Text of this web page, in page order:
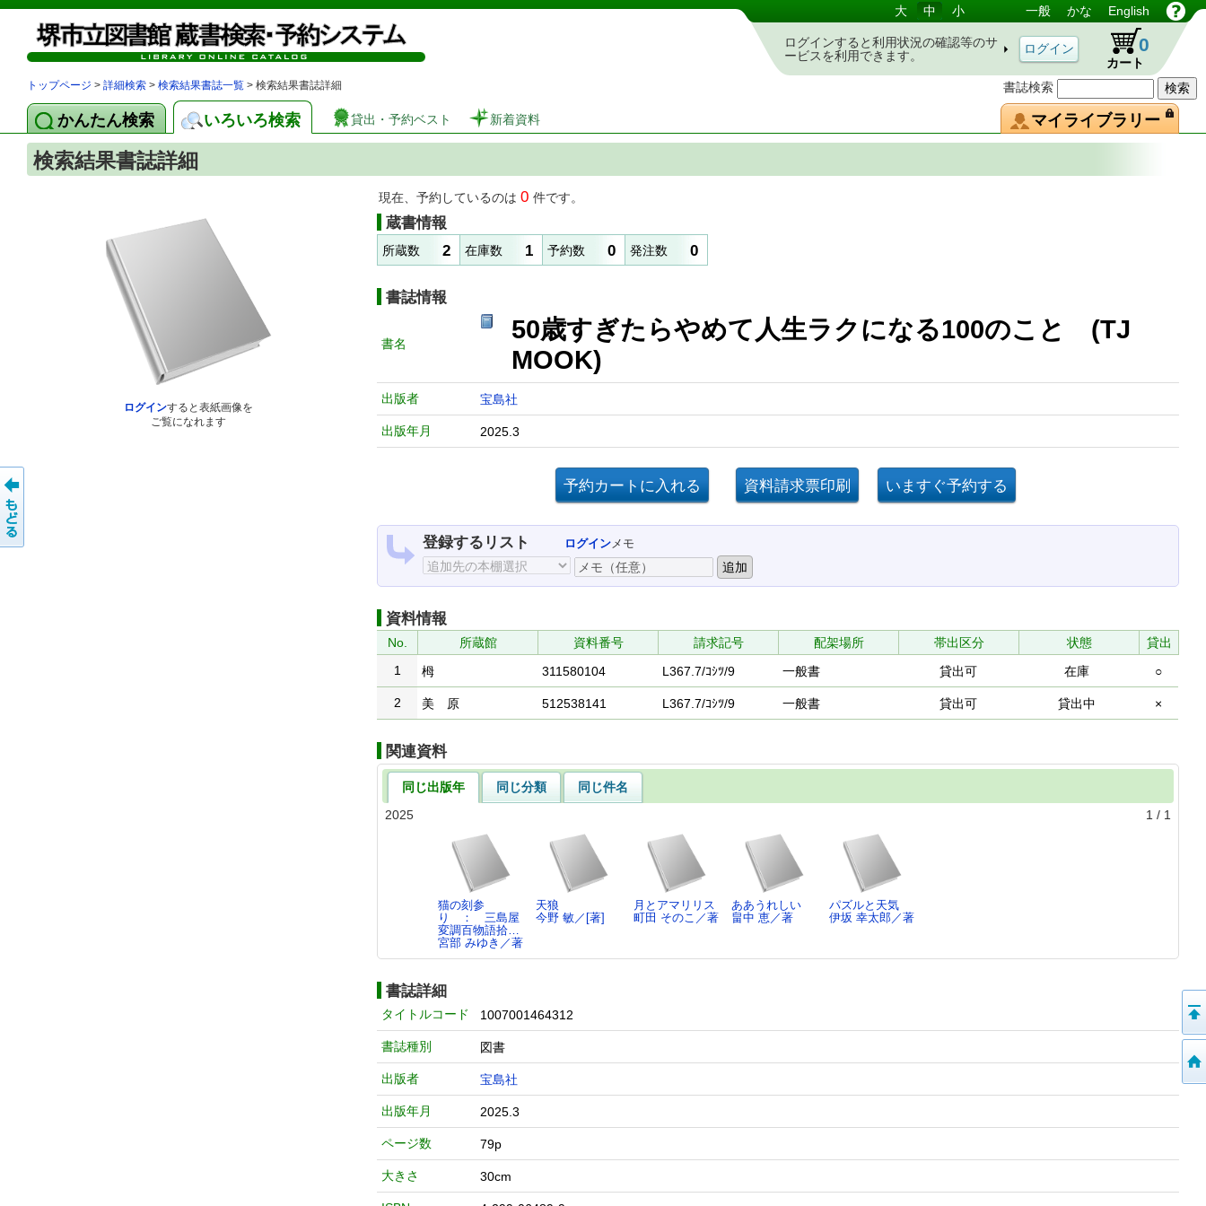
図書館 蔵書検索・予約システム
書誌検索
大 中 小 一般 かな English
ログインすると利用状況の確認等のサ
ービスを利用できます。
カート
0
トップページ > 詳細検索 > 検索結果書誌一覧 > 検索結果書誌詳細
かんたん検索 いろいろ検索 貸出・予約ベスト 新着資料 マイライブラリー
検索結果書誌詳細
ログインすると表紙画像を
ご覧になれます
現在、予約しているのは 0 件です。
蔵書情報
所蔵数 2 在庫数 1 予約数 0 発注数 0
書誌情報
書名
50歳すぎたらやめて人生ラクになる100のこと (TJ
MOOK)
出版者 宝島社
出版年月 2025.3
登録するリスト ログインメモ
資料情報
No. 所蔵館 資料番号 請求記号 配架場所 帯出区分 状態
貸出
1
栂 311580104 L367.7/ｺｼﾂ/9 一般書 貸出可 在庫 ○
2 美 原 512538141 L367.7/ｺｼﾂ/9 一般書 貸出可 貸出中 ×
関連資料
同じ出版年 同じ分類
同じ件名
2025
1 / 1
猫の刻参
り ： 三島屋
変調百物語拾…
宮部 みゆき／著
天狼
今野 敏／[著]
月とアマリリス
町田 そのこ／著
ああうれしい
畠中 恵／著
パズルと天気
伊坂 幸太郎／著
書誌詳細
タイトルコード 1007001464312
書誌種別 図書
出版者 宝島社
出版年月 2025.3
ページ数 79p
大きさ 30cm